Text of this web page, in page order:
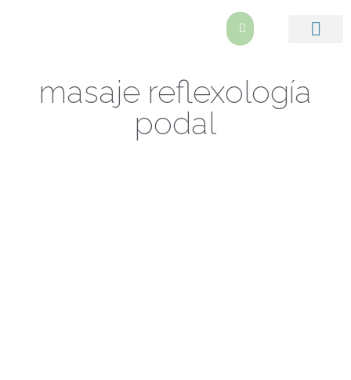
masaje reflexología
podal